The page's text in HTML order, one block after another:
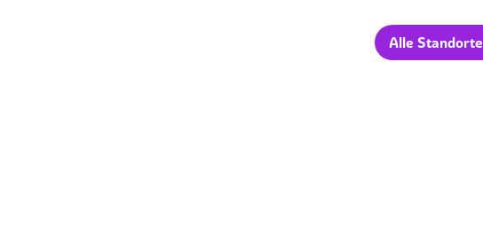
Alle Standorte